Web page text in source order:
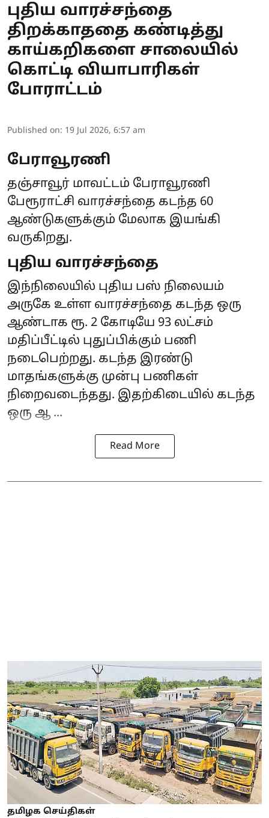
புதிய வாரச்சந்தை
திறக்காததை கண்டித்து
காய்கறிகளை சாலையில்
கொட்டி வியாபாரிகள்
போராட்டம்
Published on: 19 Jul 2026, 6:57 am
பேராவூரணி
தஞ்சாவூர் மாவட்டம் பேராவூரணி
பேரூராட்சி வாரச்சந்தை கடந்த 60
ஆண்டுகளுக்கும் மேலாக இயங்கி
வருகிறது.
புதிய வாரச்சந்தை
இந்நிலையில் புதிய பஸ் நிலையம்
அருகே உள்ள வாரச்சந்தை கடந்த ஒரு
ஆண்டாக ரூ. 2 கோடியே 93 லட்சம்
மதிப்பீட்டில் புதுப்பிக்கும் பணி
நடைபெற்றது. கடந்த இரண்டு
மாதங்களுக்கு முன்பு பணிகள்
நிறைவடைந்தது. இதற்கிடையில் கடந்த
ஒரு ஆ ...
Read More
தமிழக செய்திகள்